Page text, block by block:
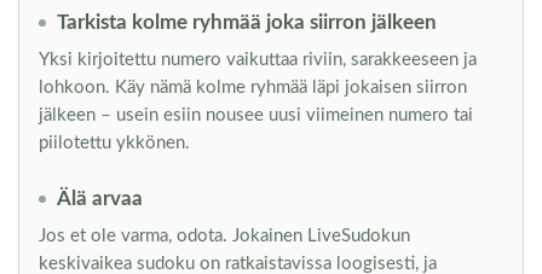
Tarkista kolme ryhmää joka siirron jälkeen
Yksi kirjoitettu numero vaikuttaa riviin, sarakkeeseen ja
lohkoon. Käy nämä kolme ryhmää läpi jokaisen siirron
jälkeen – usein esiin nousee uusi viimeinen numero tai
piilotettu ykkönen.
Älä arvaa
Jos et ole varma, odota. Jokainen LiveSudokun
keskivaikea sudoku on ratkaistavissa loogisesti, ja